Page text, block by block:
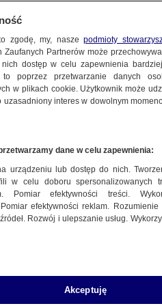
29.06.2022, 19:46
zgodę, my, naszepodmioty
Zaufanych Partnerów może
dostęp w celu zapewnienia
poprzez przetwarzanie danych
w plikach cookie. Użytkownik może
interes w dowolnym
dane w celu zapewnienia:
urządzeniu lub dostęp do nich.
w celu doboru spersonalizowanych
Pomiar efektywności treści.
efektywności reklam.
Rozwój i ulepszanie usług.
Akceptuję